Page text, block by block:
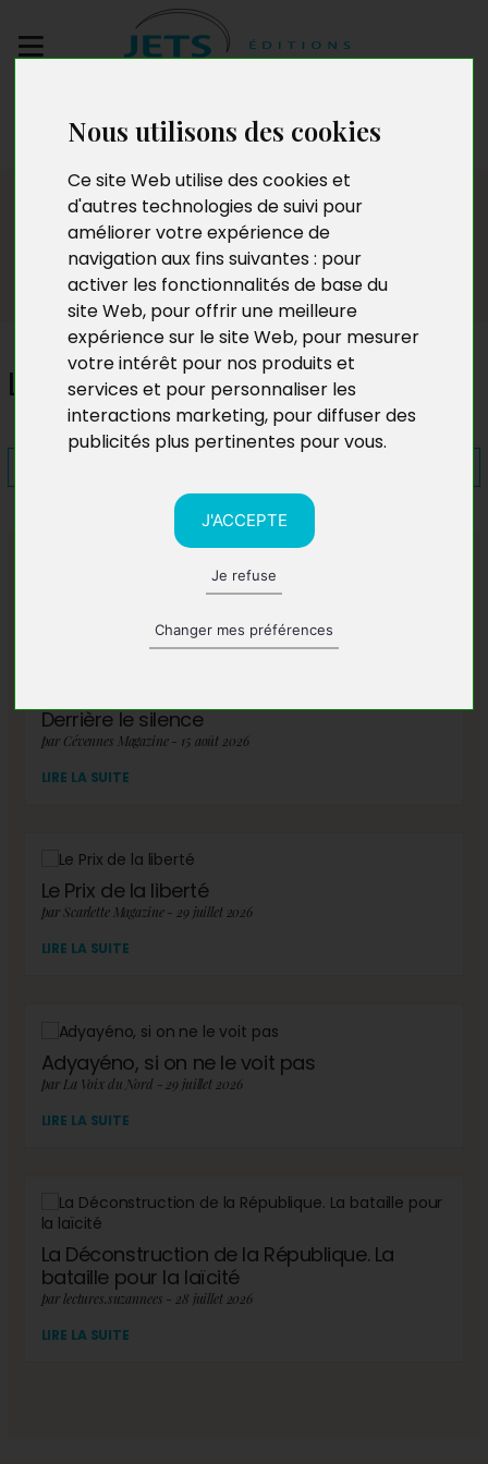
Nous utilisons des cookies
Ce site Web utilise des cookies et
d'autres technologies de suivi pour
améliorer votre expérience de
navigation aux fins suivantes : pour
activer les fonctionnalités de base du
site Web, pour offrir une meilleure
expérience sur le site Web, pour mesurer
votre intérêt pour nos produits et
services et pour personnaliser les
interactions marketing, pour diffuser des
publicités plus pertinentes pour vous.
J'ACCEPTE
Je refuse
Changer mes préférences
manuscrit
Presse
Le Journal de Laura
A lire également
Derrière le silence
par Cévennes Magazine - 15 août 2026
LIRE LA SUITE
Le Prix de la liberté
par Scarlette Magazine - 29 juillet 2026
LIRE LA SUITE
Adyayéno, si on ne le voit pas
par La Voix du Nord - 29 juillet 2026
LIRE LA SUITE
La Déconstruction de la République. La
bataille pour la laïcité
par lectures.suzannees - 28 juillet 2026
LIRE LA SUITE